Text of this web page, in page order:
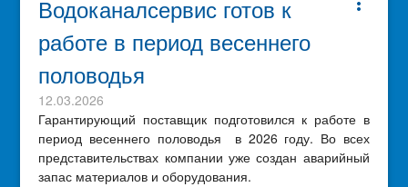
Водоканалсервис готов к
работе в период весеннего
половодья
12.03.2026
Гарантирующий поставщик подготовился к работе в
период весеннего половодья в 2026 году. Во всех
представительствах компании уже создан аварийный
запас материалов и оборудования.